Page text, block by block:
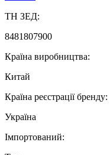
ТН ЗЕД:
8481807900
Країна виробництва:
Китай
Країна реєстрації бренду:
Україна
Імпортований: